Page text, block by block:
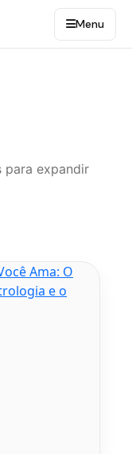
Menu
para expandir